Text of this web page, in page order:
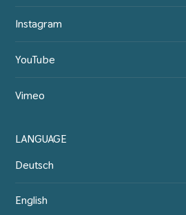
Instagram
YouTube
Vimeo
LANGUAGE
Deutsch
English